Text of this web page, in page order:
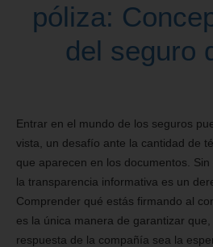
póliza:
del seguro
Entrar en el mundo de los seguros
vista, un desafío ante la cantidad de
que aparecen en los documentos.
la transparencia informativa es un
Comprender qué estás firmando al
es la única manera de garantizar
respuesta de la compañía sea la